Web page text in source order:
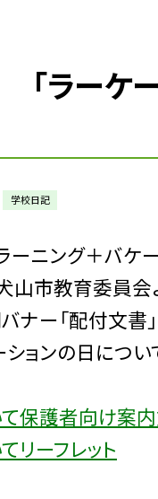
「ラー
学校日記
ーニング＋バケ
犬山市教育委員
ナー「配付文書
ョンの日につい
て保護者向け案
リーフレット